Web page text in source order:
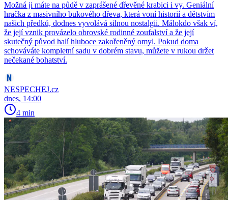
Možná ji máte na půdě v zaprášené dřevěné krabici i vy. Geniální
hračka z masivního bukového dřeva, která voní historií a dětstvím
našich předků, dodnes vyvolává silnou nostalgii. Málokdo však ví,
že její vznik provázelo obrovské rodinné zoufalství a že její
skutečný původ halí hluboce zakořeněný omyl. Pokud doma
schováváte kompletní sadu v dobrém stavu, můžete v rukou držet
nečekané bohatství.
NESPECHEJ.cz
dnes, 14:00
4 min